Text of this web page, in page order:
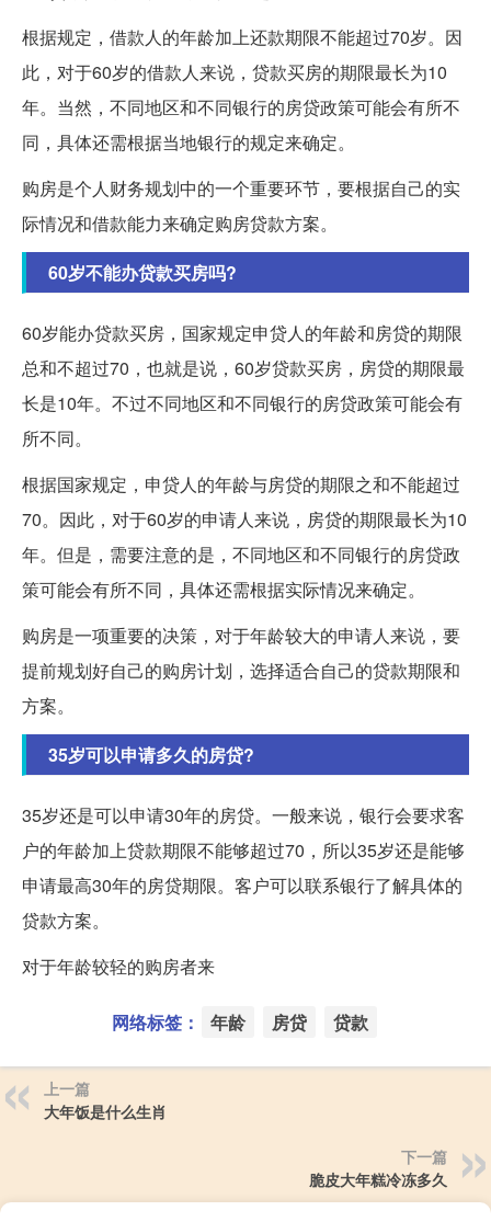
根据规定，借款人的年龄加上还款期限不能超过70岁。因
此，对于60岁的借款人来说，贷款买房的期限最长为10
年。当然，不同地区和不同银行的房贷政策可能会有所不
同，具体还需根据当地银行的规定来确定。
购房是个人财务规划中的一个重要环节，要根据自己的实
际情况和借款能力来确定购房贷款方案。
60岁不能办贷款买房吗?
60岁能办贷款买房，国家规定申贷人的年龄和房贷的期限
总和不超过70，也就是说，60岁贷款买房，房贷的期限最
长是10年。不过不同地区和不同银行的房贷政策可能会有
所不同。
根据国家规定，申贷人的年龄与房贷的期限之和不能超过
70。因此，对于60岁的申请人来说，房贷的期限最长为10
年。但是，需要注意的是，不同地区和不同银行的房贷政
策可能会有所不同，具体还需根据实际情况来确定。
购房是一项重要的决策，对于年龄较大的申请人来说，要
提前规划好自己的购房计划，选择适合自己的贷款期限和
方案。
35岁可以申请多久的房贷?
35岁还是可以申请30年的房贷。一般来说，银行会要求客
户的年龄加上贷款期限不能够超过70，所以35岁还是能够
申请最高30年的房贷期限。客户可以联系银行了解具体的
贷款方案。
对于年龄较轻的购房者来
网络标签： 年龄 房贷 贷款
上一篇
大年饭是什么生肖
下一篇
脆皮大年糕冷冻多久